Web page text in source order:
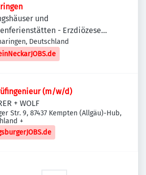
und
- Erzdiözese
Deutschland
(m/w/d)
+ WOLF
Str. 9, 87437 Kempten (Allgäu)-Hub,
+